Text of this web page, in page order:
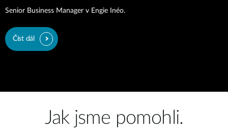
Senior Business Manager v Engie Inéo.
Číst dál
Jak jsme pomohli.